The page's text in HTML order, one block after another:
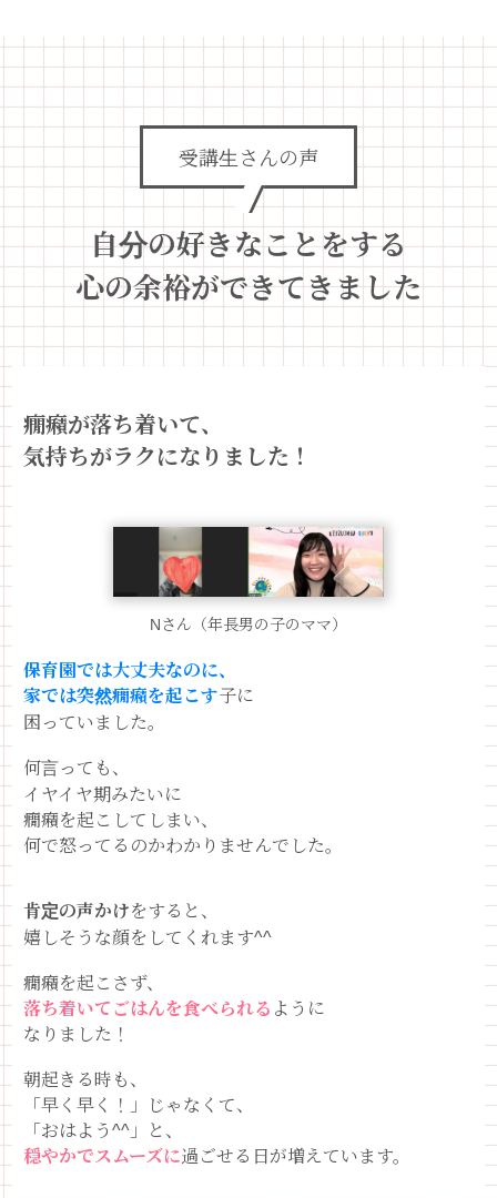
受講生さんの声
自分の好きなことをする
心の余裕ができてきました
癇癪が落ち着いて、
気持ちがラクになりました！
Nさん（年長男の子のママ）
保育園では大丈夫なのに、
家では突然癇癪を起こす子に
困っていました。
何言っても、
イヤイヤ期みたいに
癇癪を起こしてしまい、
何で怒ってるのかわかりませんでした。
肯定の声かけをすると、
嬉しそうな顔をしてくれます^^
癇癪を起こさず、
落ち着いてごはんを食べられる ように
なりました！
朝起きる時も、
「早く早く！」じゃなくて、
「おはよう^^」と、
穏やかでスムーズに過ごせる日が増えています。